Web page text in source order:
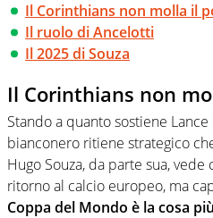
Il Corinthians non molla il
Il ruolo di Ancelotti
Il 2025 di Souza
Il Corinthians non
Stando a quanto sostiene
bianconero ritiene strategico
Hugo Souza, da parte sua,
ritorno al calcio europeo, ma
Coppa del Mondo è la cosa